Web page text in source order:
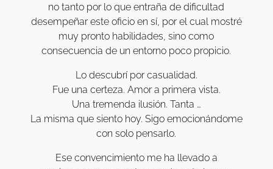
no tanto por lo que entraña de dificultad
desempeñar este oficio en sí, por el cual mostré
muy pronto habilidades, sino como
consecuencia de un entorno poco propicio.
Lo descubrí por casualidad.
Fue una certeza. Amor a primera vista.
Una tremenda ilusión. Tanta …
La misma que siento hoy. Sigo emocionándome
con solo pensarlo.
Ese convencimiento me ha llevado a